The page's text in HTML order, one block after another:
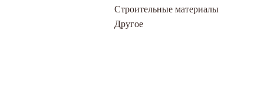
Строительные материалы
Другое